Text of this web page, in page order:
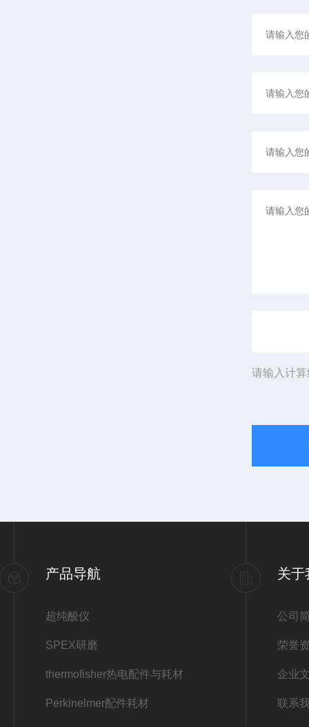
请输入计
产品导航
超纯酸仪
SPEX研磨
thermofisher热电配件与耗材
Perkinelmer配件耗材
关于
公司
荣誉
企业
联系